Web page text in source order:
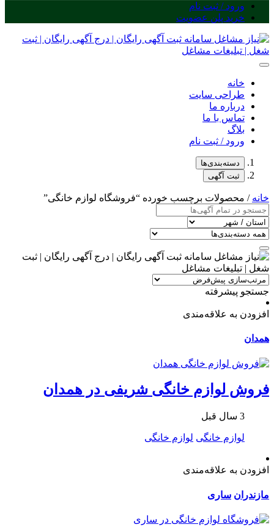
ورود / ثبت نام
خرید پلن عضویت
خانه
طراحی سایت
درباره ما
تماس با ما
بلاگ
ورود / ثبت نام
دسته‌بندی‌ها
ثبت آگهی
خانه / محصولات برچسب خورده “فروشگاه لوازم خانگی”
جستجو پیشرفته
افزودن به علاقه‌مندی
همدان
فروش لوازم خانگی شریفی در همدان
3 سال قبل
لوازم خانگی لوازم خانگی
افزودن به علاقه‌مندی
مازندران ساری